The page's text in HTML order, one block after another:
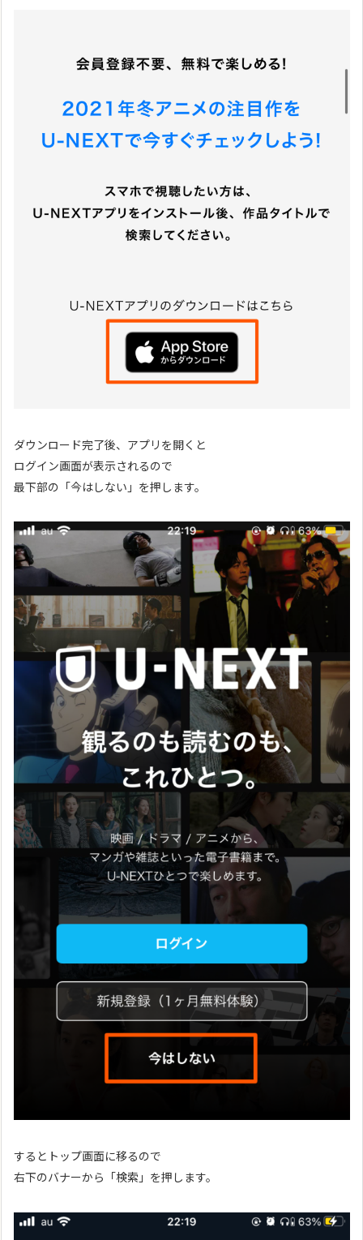
ダウンロード完了後、アプリを開くと
ログイン画面が表示されるので
最下部の「今はしない」を押します。
するとトップ画面に移るので
右下のバナーから「検索」を押します。